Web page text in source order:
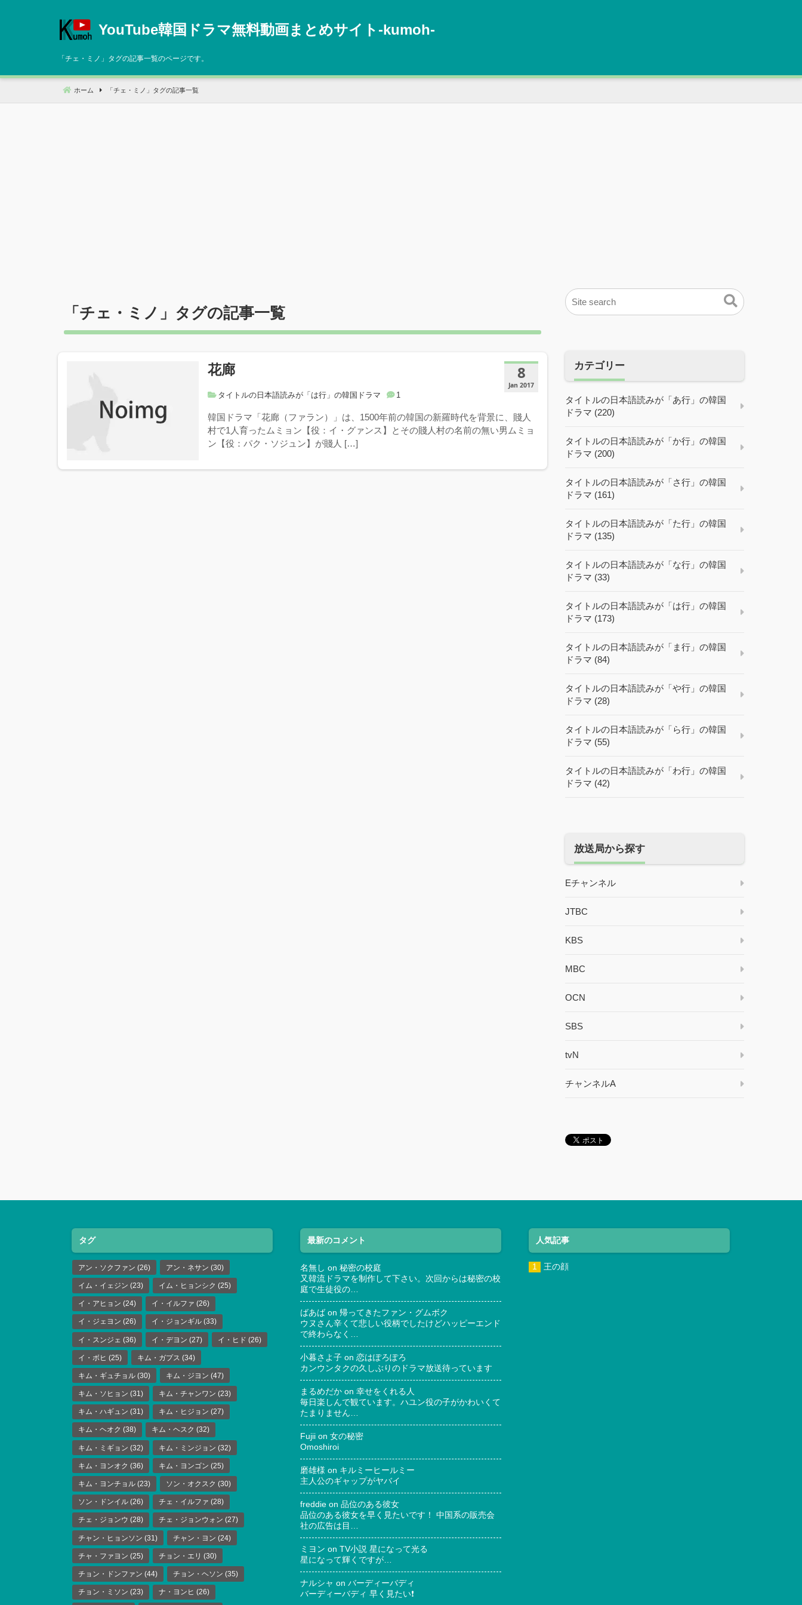
へ
動
YouTube韓国ドラマ無料動画まとめサイト‐kumoh‐
「 チェ・ミノ 」タグの記事一覧のページです。
ホーム 「 チェ・ミノ 」タグの記事一覧
「 チェ・ミノ 」タグの記事一覧
8
Jan 2017
花廊
タイトルの日本語読みが「は行」の韓国ドラマ 1
韓国ドラマ「花廊（ファラン）」は、1500年前の韓国の新羅時代を背景に、賤人
村で1人育ったムミョン【役：イ・グァンス】とその賤人村の名前の無い男ムミョ
ン【役：パク・ソジュン】が賤人 […]
カテゴリー
タイトルの日本語読みが「あ行」の韓国
ドラマ (220)
タイトルの日本語読みが「か行」の韓国
ドラマ (200)
タイトルの日本語読みが「さ行」の韓国
ドラマ (161)
タイトルの日本語読みが「た行」の韓国
ドラマ (135)
タイトルの日本語読みが「な行」の韓国
ドラマ (33)
タイトルの日本語読みが「は行」の韓国
ドラマ (173)
タイトルの日本語読みが「ま行」の韓国
ドラマ (84)
タイトルの日本語読みが「や行」の韓国
ドラマ (28)
タイトルの日本語読みが「ら行」の韓国
ドラマ (55)
タイトルの日本語読みが「わ行」の韓国
ドラマ (42)
放送局から探す
Eチャンネル
JTBC
KBS
MBC
OCN
SBS
tvN
チャンネルA
タグ
アン・ソクファン (26) アン・ネサン (30)
イム・イェジン (23) イム・ヒョンシク (25)
イ・アヒョン (24) イ・イルファ (26)
イ・ジェヨン (26) イ・ジョンギル (33)
イ・スンジェ (36) イ・デヨン (27) イ・ヒド (26)
イ・ボヒ (25) キム・ガプス (34)
キム・ギュチョル (30) キム・ジヨン (47)
キム・ソヒョン (31) キム・チャンワン (23)
キム・ハギュン (31) キム・ヒジョン (27)
キム・ヘオク (38) キム・ヘスク (32)
キム・ミギョン (32) キム・ミンジョン (32)
キム・ヨンオク (36) キム・ヨンゴン (25)
キム・ヨンチョル (23) ソン・オクスク (30)
ソン・ドンイル (26) チェ・イルファ (28)
チェ・ジョンウ (28) チェ・ジョンウォン (27)
チャン・ヒョンソン (31) チャン・ヨン (24)
チャ・ファヨン (25) チョン・エリ (30)
チョン・ドンファン (44) チョン・ヘソン (35)
チョン・ミソン (23) ナ・ヨンヒ (26)
最新のコメント
名無し on 秘密の校庭
又韓流ドラマを制作して下さい。次回からは秘密の校
庭で生徒役の…
ばあば on 帰ってきたファン・グムボク
ウヌさん辛くて悲しい役柄でしたけどハッピーエンド
で終わらなく…
小暮さよ子 on 恋はぽろぽろ
カンウンタクの久しぶりのドラマ放送待っています
まるめだか on 幸せをくれる人
毎日楽しんで観ています。ハユン役の子がかわいくて
たまりません…
Fujii on 女の秘密
Omoshiroi
磨雄様 on キルミーヒールミー
主人公のギャップがヤバイ
freddie on 品位のある彼女
品位のある彼女を早く見たいです！ 中国系の販売会
社の広告は目…
ミヨン on TV小説 星になって光る
星になって輝くですが…
ナルシャ on バーディーバディ
バーディーバディ 早く見たい❗
人気記事
王の顔